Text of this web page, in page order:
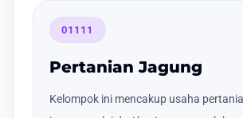
01111
Pertanian Jagung
Kelompok ini mencakup usaha